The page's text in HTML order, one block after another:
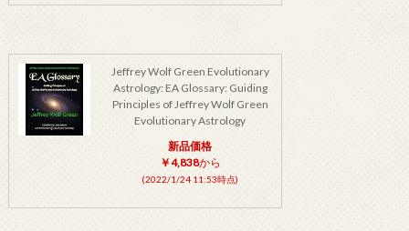
Jeffrey Wolf Green Evolutionary
Astrology: EA Glossary: Guiding
Principles of Jeffrey Wolf Green
Evolutionary Astrology
新品価格
￥4,838から
(2022/1/24 11:53時点)